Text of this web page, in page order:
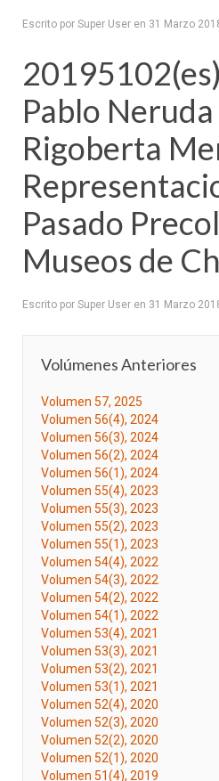
Escrito por Super User en 31 Marzo
Pablo
Rigoberta
Pasado
Museos de
Escrito por Super User en 31 Marzo
Volúmenes Anteriores
Volumen 57, 2025
Volumen 56(4), 2024
Volumen 56(3), 2024
Volumen 56(2), 2024
Volumen 56(1), 2024
Volumen 55(4), 2023
Volumen 55(3), 2023
Volumen 55(2), 2023
Volumen 55(1), 2023
Volumen 54(4), 2022
Volumen 54(3), 2022
Volumen 54(2), 2022
Volumen 54(1), 2022
Volumen 53(4), 2021
Volumen 53(3), 2021
Volumen 53(2), 2021
Volumen 53(1), 2021
Volumen 52(4), 2020
Volumen 52(3), 2020
Volumen 52(2), 2020
Volumen 52(1), 2020
Volumen 51(4), 2019